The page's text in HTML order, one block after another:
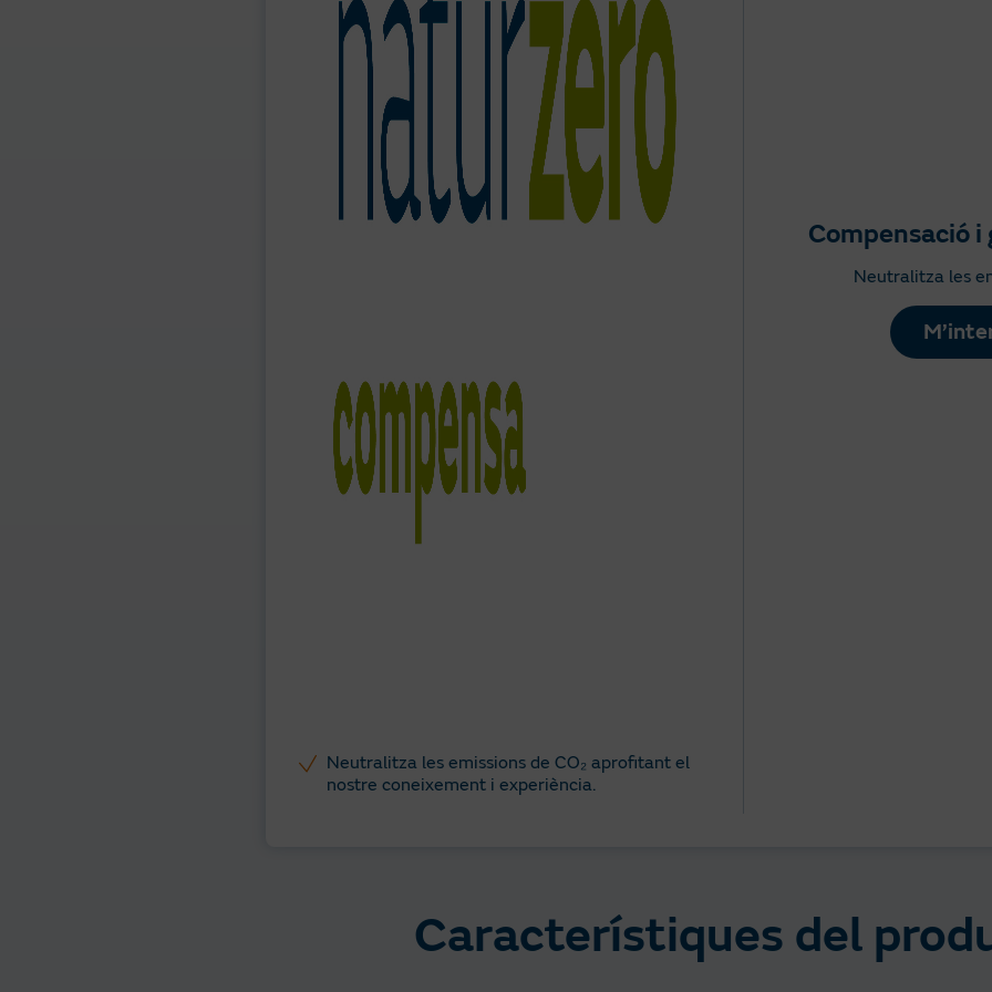
Neutralitza les emissions de CO₂ aprofitant el
nostre coneixement i experiència.
Compensació i
Neutralitza les
Característiques del